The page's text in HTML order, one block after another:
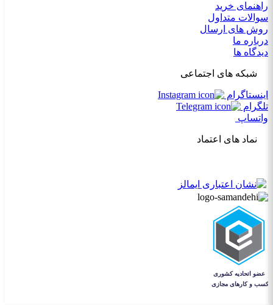
راهنمای خرید
سوالات متداول
روش های ارسال
درباره ما
دیدگاه ها
شبکه های اجتماعی
اینستاگرام
تلگرام
واتساپ
نماد های اعتماد